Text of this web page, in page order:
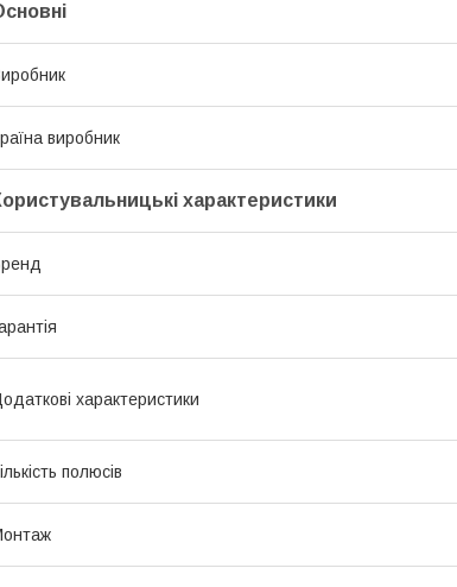
виробник
характеристики
характеристики
полюсів